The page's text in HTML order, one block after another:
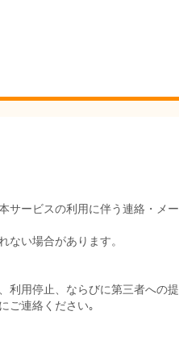
サービスの利用に伴う連絡・メー
い場合があります。
利用停止、ならびに第三者への提
ご連絡ください｡